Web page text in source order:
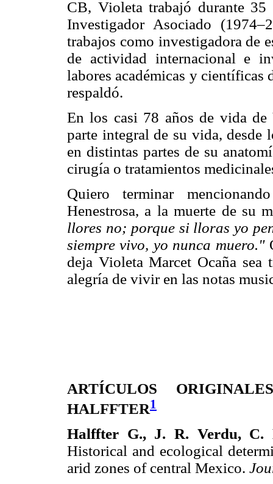
CB, Violeta trabajó durante
Investigador Asociado
trabajos como investigadora de
de actividad internacional e
labores académicas y científicas
respaldó.
En los casi 78 años de vida
parte integral de su vida, desde
en distintas partes de su
cirugía o tratamientos
Quiero terminar
Henestrosa, a la muerte de su
llores no; porque si lloras yo
siempre vivo, yo nunca muero."
deja Violeta Marcet Ocaña sea
alegría de vivir en las notas
ARTÍCULOS
HALFFTER1
Halffter G., J. R. Verdu,
Historical and ecological
arid zones of central Mexico.